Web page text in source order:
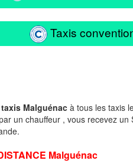
Taxis
Malguénac à tous les taxis
un chauffeur , vous recevez
Malguénac